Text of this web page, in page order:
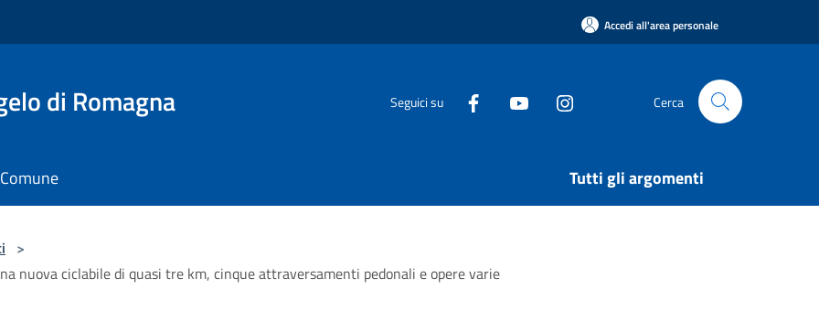
Accedi all'area personale
di Romagna Seguici su Cerca
Tutti gli argomenti
>
nuova ciclabile di quasi tre km, cinque attraversamenti pedonali e opere varie